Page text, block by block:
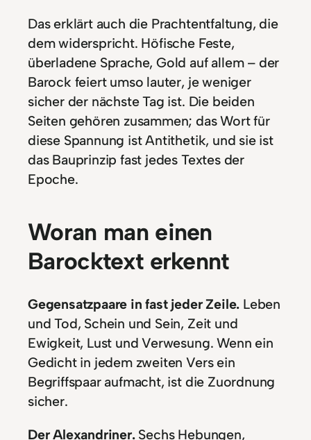
Das erklärt auch die Prachtentfaltung, die
dem widerspricht. Höfische Feste,
überladene Sprache, Gold auf allem – der
Barock feiert umso lauter, je weniger
sicher der nächste Tag ist. Die beiden
Seiten gehören zusammen; das Wort für
diese Spannung ist Antithetik, und sie ist
das Bauprinzip fast jedes Textes der
Epoche.
Woran man einen
Barocktext erkennt
Gegensatzpaare in fast jeder Zeile. Leben
und Tod, Schein und Sein, Zeit und
Ewigkeit, Lust und Verwesung. Wenn ein
Gedicht in jedem zweiten Vers ein
Begriffspaar aufmacht, ist die Zuordnung
sicher.
Der Alexandriner.Sechs Hebungen,